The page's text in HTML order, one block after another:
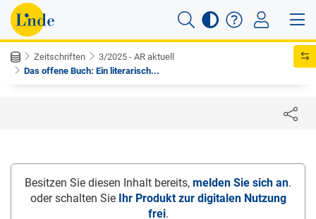
Zeitschriften
3/2025 - AR aktuell
Das offene Buch: Ein literarisch...
Besitzen Sie diesen Inhalt bereits, melden Sie sich an.
oder schalten Sie Ihr Produkt zur digitalen Nutzung
frei.